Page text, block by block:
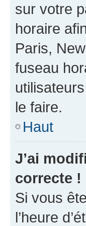
sur votre
horaire
Paris,
fuseau
le faire.
Haut
J’ai
correcte !
Si vous
l’heure